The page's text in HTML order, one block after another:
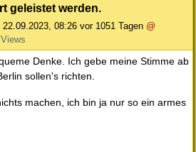
geleistet werden.
22.09.2023, 08:26 vor 1051 Tagen @
Denke. Ich gebe meine Stimme ab
sollen's richten.
machen, ich bin ja nur so ein armes